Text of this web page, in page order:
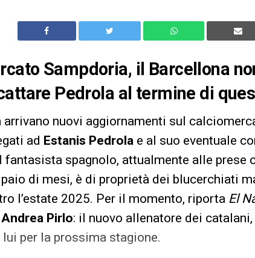
Sampdoria, il Barcellona
Pedrola al termine di
arrivano nuovi aggiornamenti sul
ad Estanis Pedrola e al suo eventuale
fantasista spagnolo, attualmente alle prese
paio di mesi, è di proprietà dei blucerchiati
l’estate 2025. Per il momento, riporta El
Andrea Pirlo: il nuovo allenatore dei catalani,
lui per la prossima stagione.